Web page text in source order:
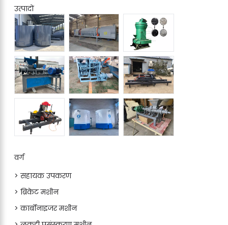
उत्पादों
वर्ग
> सहायक उपकरण
> ब्रिकेट मशीन
> कार्बोनाइजर मशीन